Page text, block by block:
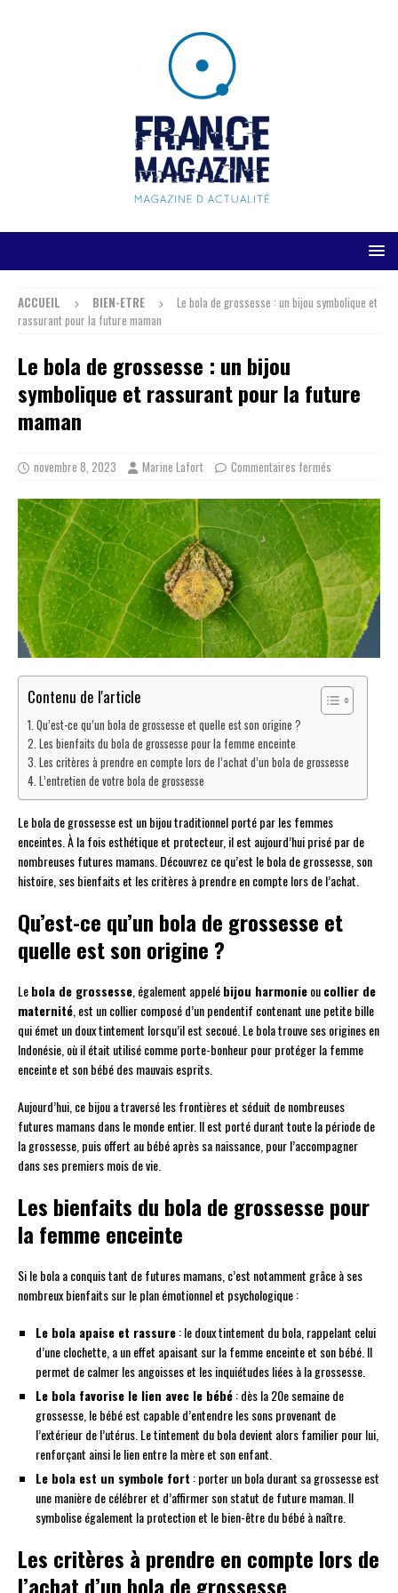
ACCUEIL BIEN-ETRE
Le bola de grossesse : un bijou symbolique et
rassurant pour la future maman
Le bola de grossesse : un bijou
symbolique et rassurant pour la future
maman
novembre 8, 2023 Marine Lafort Commentaires fermés
Contenu de l'article
Qu’est-ce qu’un bola de grossesse et quelle est son origine ?
Les bienfaits du bola de grossesse pour la femme enceinte
Les critères à prendre en compte lors de l’achat d’un bola de grossesse
L’entretien de votre bola de grossesse
Le bola de grossesse est un bijou traditionnel porté par les femmes
enceintes. À la fois esthétique et protecteur, il est aujourd’hui prisé par de
nombreuses futures mamans. Découvrez ce qu’est le bola de grossesse, son
histoire, ses bienfaits et les critères à prendre en compte lors de l’achat.
Qu’est-ce qu’un bola de grossesse et
quelle est son origine ?
Lebola de grossesse , également appelébijou harmonieoucollier de
maternité , est un collier composé d’un pendentif contenant une petite bille
qui émet un doux tintement lorsqu’il est secoué. Le bola trouve ses origines en
Indonésie, où il était utilisé comme porte-bonheur pour protéger la femme
enceinte et son bébé des mauvais esprits.
Aujourd’hui, ce bijou a traversé les frontières et séduit de nombreuses
futures mamans dans le monde entier. Il est porté durant toute la période de
la grossesse, puis offert au bébé après sa naissance, pour l’accompagner
dans ses premiers mois de vie.
Les bienfaits du bola de grossesse pour
la femme enceinte
Si le bola a conquis tant de futures mamans, c’est notamment grâce à ses
nombreux bienfaits sur le plan émotionnel et psychologique :
Le bola apaise et rassure: le doux tintement du bola, rappelant celui
d’une clochette, a un effet apaisant sur la femme enceinte et son bébé. Il
permet de calmer les angoisses et les inquiétudes liées à la grossesse.
Le bola favorise le lien avec le bébé: dès la 20e semaine de
grossesse, le bébé est capable d’entendre les sons provenant de
l’extérieur de l’utérus. Le tintement du bola devient alors familier pour lui,
renforçant ainsi le lien entre la mère et son enfant.
Le bola est un symbole fort : porter un bola durant sa grossesse est
une manière de célébrer et d’affirmer son statut de future maman. Il
symbolise également la protection et le bien-être du bébé à naître.
Les critères à prendre en compte lors de
l’achat d’un bola de grossesse